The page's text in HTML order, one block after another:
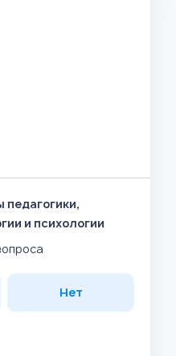
педагогики,
и психологии
Нет